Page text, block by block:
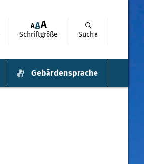
AAA
Schriftgröße Suche
Gebärdensprache